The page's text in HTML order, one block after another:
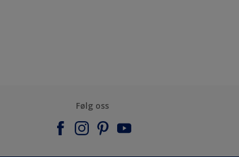
Følg oss